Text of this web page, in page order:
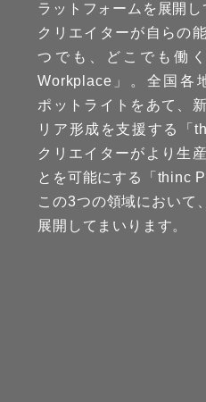
ラットフォームを展開し
クリエイターが自らの
つでも、どこでも働
Workplace」。全国各
ポットライトをあて、
リア形成を支援する「
クリエイターがより生
とを可能にする「thinc
この3つの領域において
展開してまいります。